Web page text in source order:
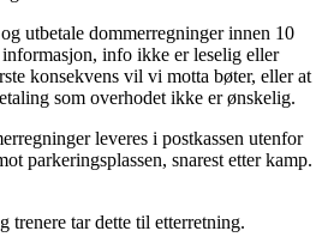
utbetale dommerregninger innen 10
info ikke er leselig eller
konsekvens vil vi motta bøter, eller at
som overhodet ikke er ønskelig.
leveres i postkassen utenfor
parkeringsplassen, snarest etter kamp.
trenere tar dette til etterretning.